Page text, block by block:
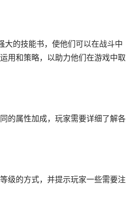
大的技能书，使他们可以在战斗中
用和策略，以助力他们在游戏中取
的属性加成，玩家需要详细了解各
级的方式，并提示玩家一些需要注